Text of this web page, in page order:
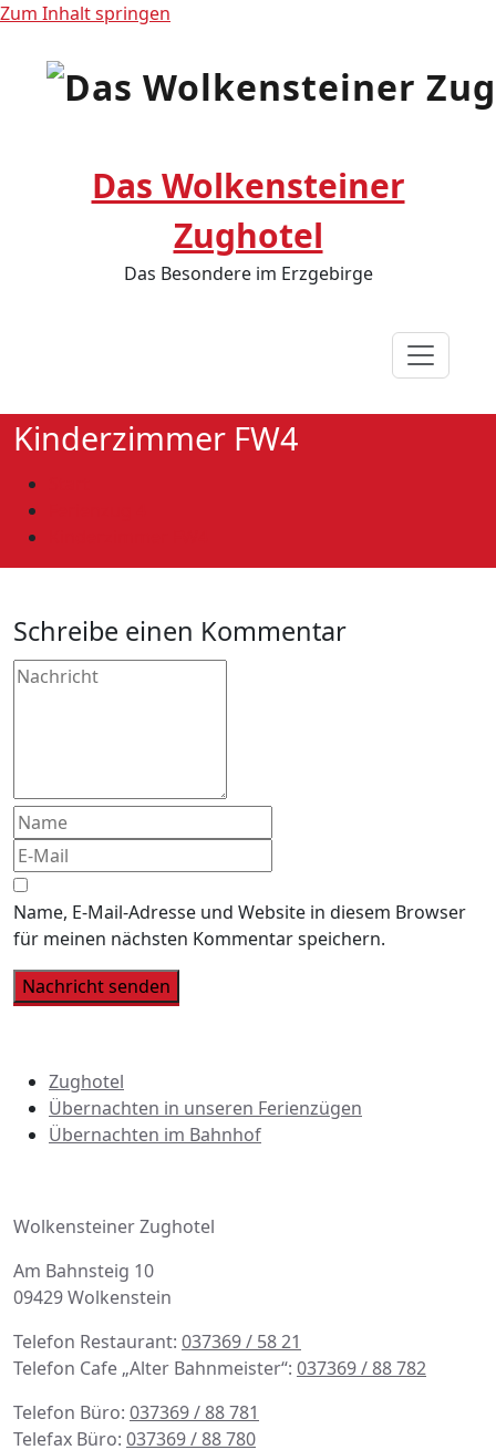
Zum Inhalt springen
Das Wolkensteiner
Zughotel
Das Besondere im Erzgebirge
Kinderzimmer FW4
Schreibe einen Kommentar
Name, E-Mail-Adresse und Website in diesem Browser
für meinen nächsten Kommentar speichern.
Zughotel
Übernachten in unseren Ferienzügen
Übernachten im Bahnhof
Wolkensteiner Zughotel
Am Bahnsteig 10
09429 Wolkenstein
Telefon Restaurant: 037369 / 58 21
Telefon Cafe „Alter Bahnmeister“: 037369 / 88 782
Telefon Büro: 037369 / 88 781
Telefax Büro: 037369 / 88 780